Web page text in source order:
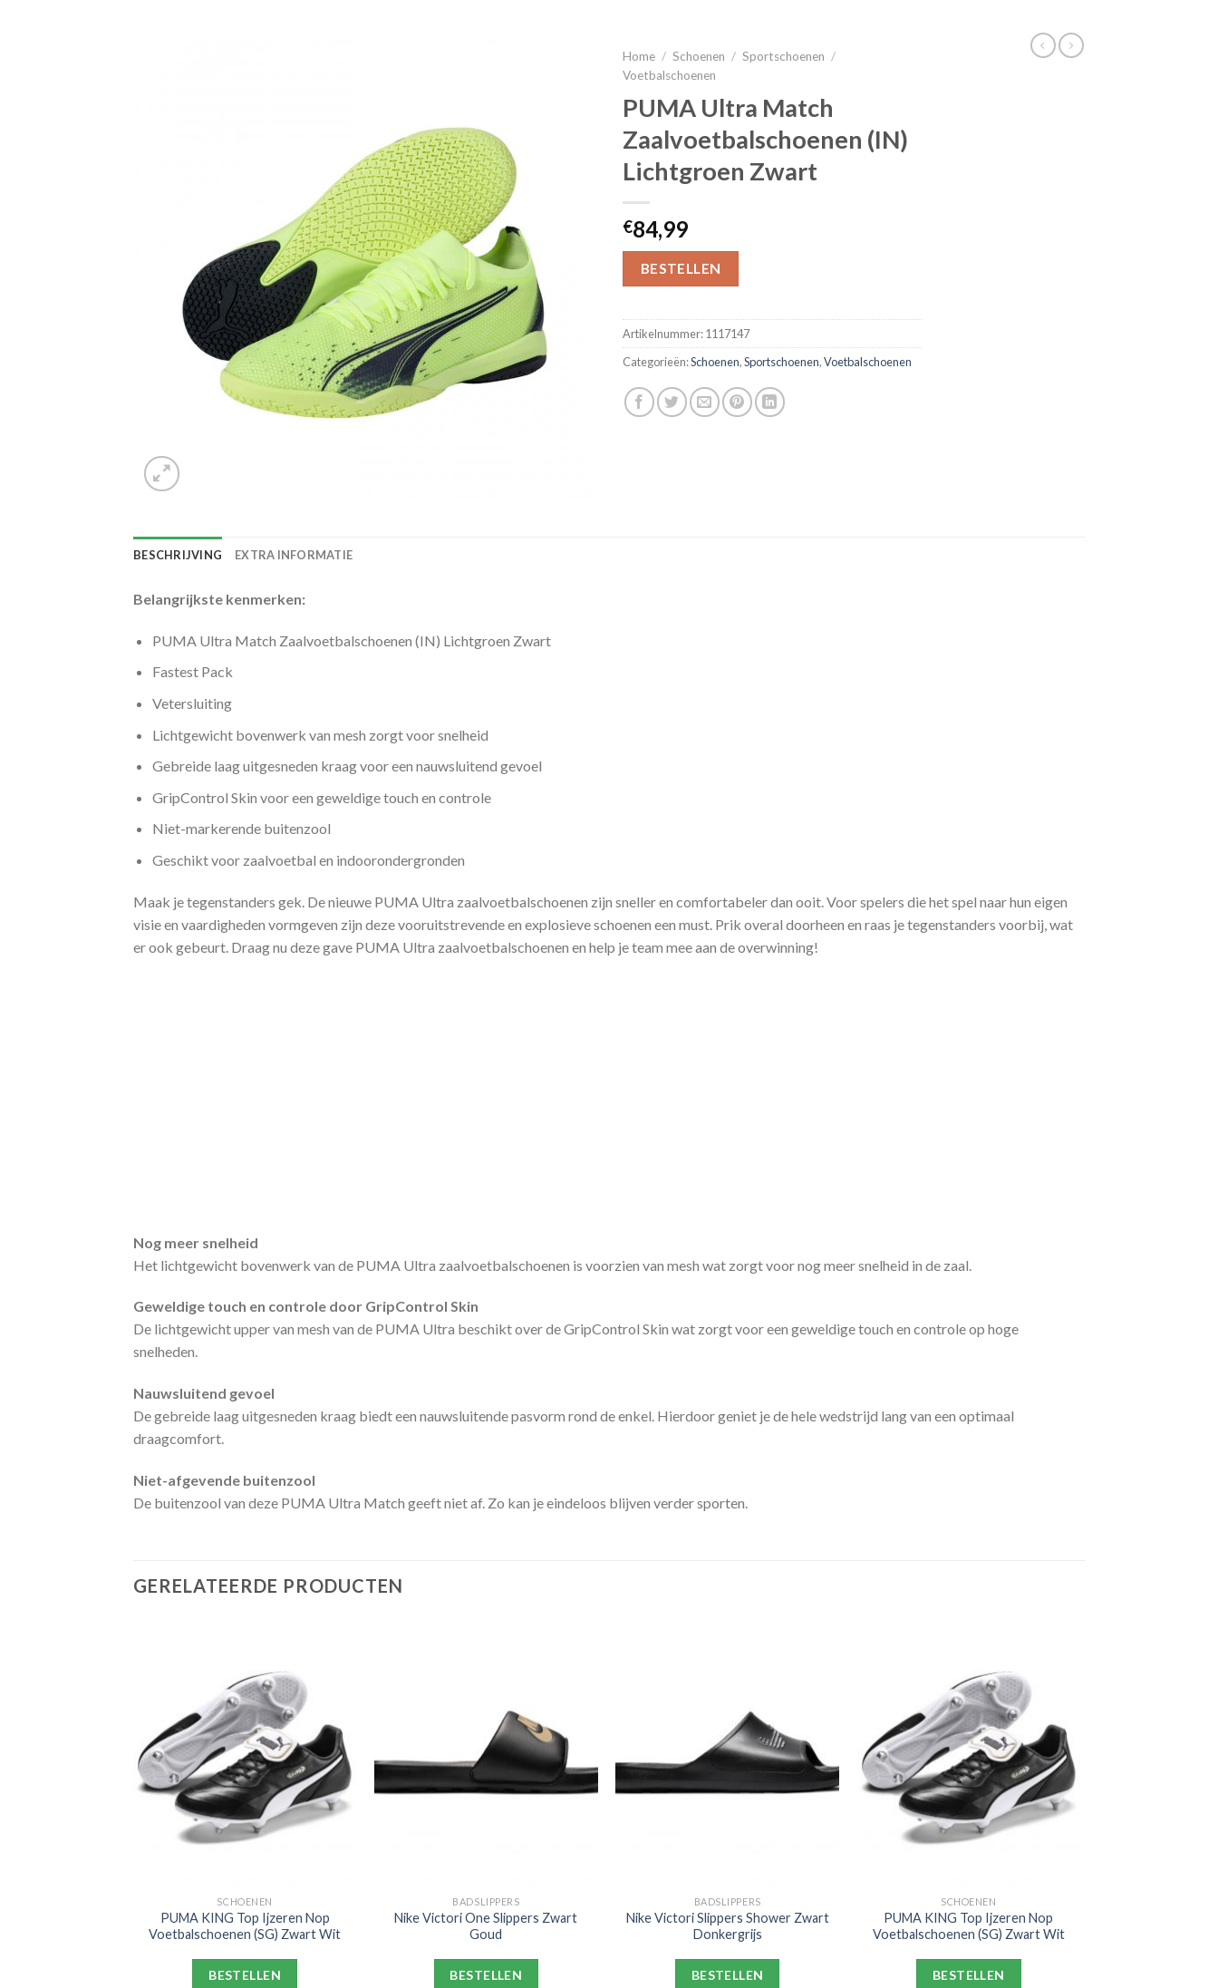
Home / Schoenen / Sportschoenen /
Voetbalschoenen
PUMA Ultra Match
Zaalvoetbalschoenen (IN)
Lichtgroen Zwart
€84,99
BESTELLEN
Artikelnummer:1117147
Categorieën:Schoenen,Sportschoenen,Voetbalschoenen
BESCHRIJVING EXTRA INFORMATIE
Belangrijkste kenmerken:
PUMA Ultra Match Zaalvoetbalschoenen (IN) Lichtgroen Zwart
Fastest Pack
Vetersluiting
Lichtgewicht bovenwerk van mesh zorgt voor snelheid
Gebreide laag uitgesneden kraag voor een nauwsluitend gevoel
GripControl Skin voor een geweldige touch en controle
Niet-markerende buitenzool
Geschikt voor zaalvoetbal en indoorondergronden
Maak je tegenstanders gek. De nieuwe PUMA Ultra zaalvoetbalschoenen zijn sneller en comfortabeler dan ooit. Voor spelers die het spel naar hun eigen
visie en vaardigheden vormgeven zijn deze vooruitstrevende en explosieve schoenen een must. Prik overal doorheen en raas je tegenstanders voorbij, wat
er ook gebeurt. Draag nu deze gave PUMA Ultra zaalvoetbalschoenen en help je team mee aan de overwinning!
Nog meer snelheid
Het lichtgewicht bovenwerk van de PUMA Ultra zaalvoetbalschoenen is voorzien van mesh wat zorgt voor nog meer snelheid in de zaal.
Geweldige touch en controle door GripControl Skin
De lichtgewicht upper van mesh van de PUMA Ultra beschikt over de GripControl Skin wat zorgt voor een geweldige touch en controle op hoge
snelheden.
Nauwsluitend gevoel
De gebreide laag uitgesneden kraag biedt een nauwsluitende pasvorm rond de enkel. Hierdoor geniet je de hele wedstrijd lang van een optimaal
draagcomfort.
Niet-afgevende buitenzool
De buitenzool van deze PUMA Ultra Match geeft niet af. Zo kan je eindeloos blijven verder sporten.
GERELATEERDE PRODUCTEN
SCHOENEN
PUMA KING Top Ijzeren Nop
Voetbalschoenen (SG) Zwart Wit
BESTELLEN
BADSLIPPERS
Nike Victori One Slippers Zwart
Goud
BESTELLEN
BADSLIPPERS
Nike Victori Slippers Shower Zwart
Donkergrijs
BESTELLEN
SCHOENEN
PUMA KING Top Ijzeren Nop
Voetbalschoenen (SG) Zwart Wit
BESTELLEN